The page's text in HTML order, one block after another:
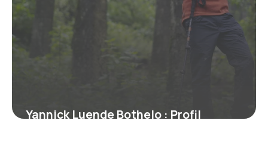
Yannick Luende Bothelo : Profil